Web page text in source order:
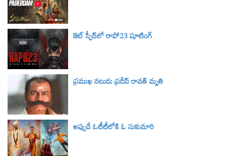
జెట్ స్పీడ్‌లో రాపో23 షూటింగ్
ప్రముఖ నటుడు ప్రదీప్ రావత్ మృతి
అప్పుడే ఓటీటీలోకి ఓ సుకుమారి